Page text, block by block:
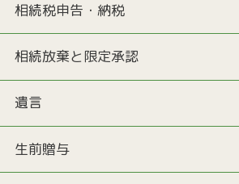
相続税申告・納税
相続放棄と限定承認
遺言
生前贈与